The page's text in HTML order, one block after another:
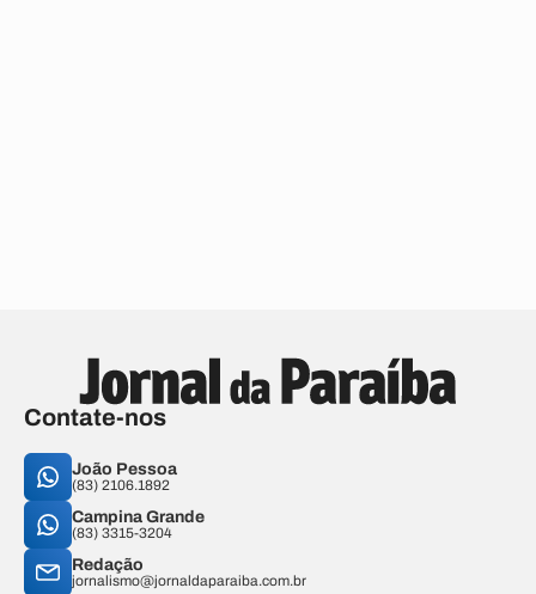
Contate-nos
João Pessoa
(83) 2106.1892
Campina Grande
(83) 3315-3204
Redação
jornalismo@jornaldaparaiba.com.br